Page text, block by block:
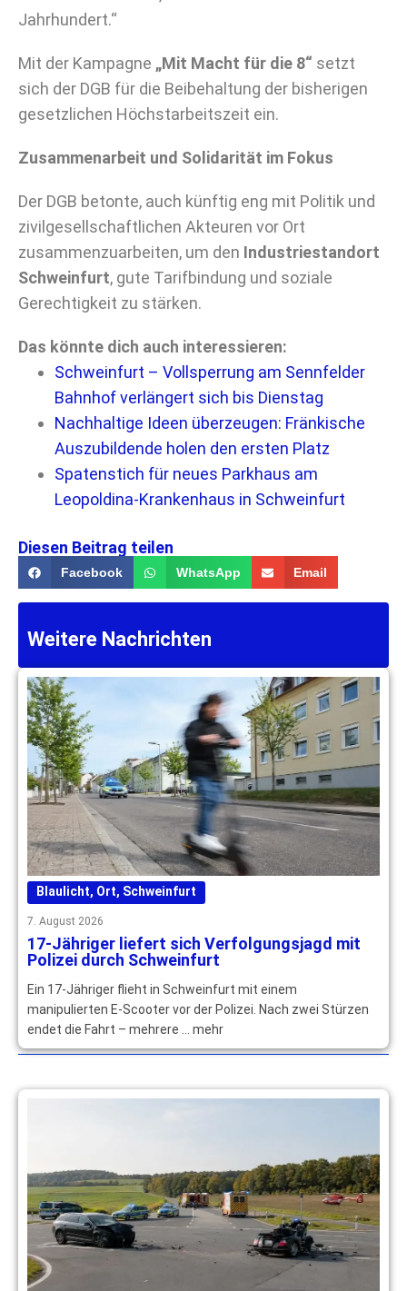
Jahrhundert.“
Mit der Kampagne „Mit Macht für die 8“ setzt
sich der DGB für die Beibehaltung der bisherigen
gesetzlichen Höchstarbeitszeit ein.
Zusammenarbeit und Solidarität im Fokus
Der DGB betonte, auch künftig eng mit Politik und
zivilgesellschaftlichen Akteuren vor Ort
zusammenzuarbeiten, um den Industriestandort
Schweinfurt, gute Tarifbindung und soziale
Gerechtigkeit zu stärken.
Das könnte dich auch interessieren:
Schweinfurt – Vollsperrung am Sennfelder
Bahnhof verlängert sich bis Dienstag
Nachhaltige Ideen überzeugen: Fränkische
Auszubildende holen den ersten Platz
Spatenstich für neues Parkhaus am
Leopoldina-Krankenhaus in Schweinfurt
Diesen Beitrag teilen
Facebook WhatsApp Email
Weitere Nachrichten
Blaulicht, Ort, Schweinfurt
7. August 2026
17-Jähriger liefert sich Verfolgungsjagd mit
Polizei durch Schweinfurt
Ein 17-Jähriger flieht in Schweinfurt mit einem
manipulierten E-Scooter vor der Polizei. Nach zwei Stürzen
endet die Fahrt – mehrere … mehr